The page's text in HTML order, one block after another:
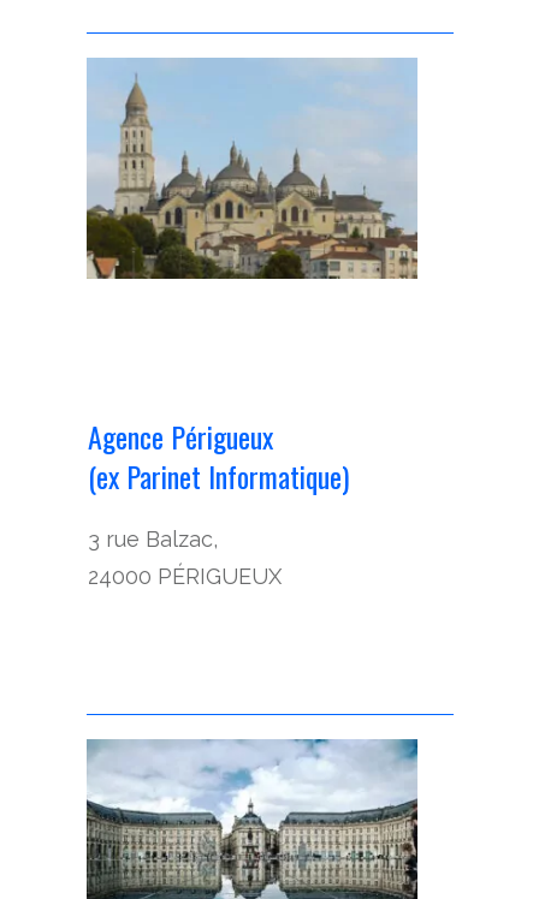
Agence Périgueux
(ex Parinet Informatique)
3 rue Balzac,
24000 PÉRIGUEUX